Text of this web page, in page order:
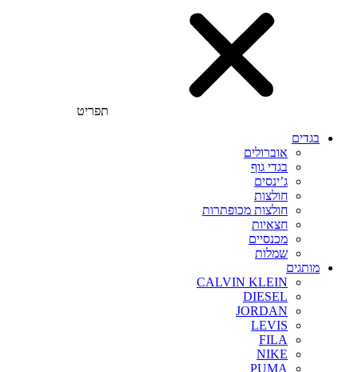
תפריט
בגדים
אוברולים
בגדי גוף
ג’ינסים
חולצות
חולצות מכופתרות
חצאיות
מכנסיים
שמלות
מותגים
CALVIN KLEIN
DIESEL
JORDAN
LEVIS
FILA
NIKE
PUMA